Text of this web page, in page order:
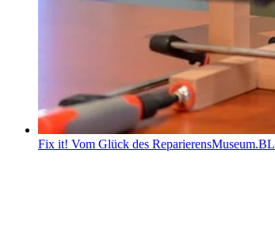
Fix it! Vom Glück des ReparierensMuseum.BL